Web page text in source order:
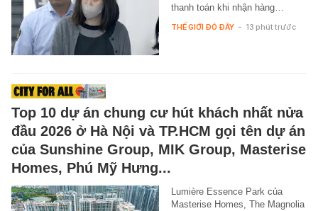
thanh toán khi nhận hàng…
THẾ GIỚI ĐÓ ĐÂY - 13 phút trước
Top 10 dự án chung cư hút khách nhất nửa
đầu 2026 ở Hà Nội và TP.HCM gọi tên dự án
của Sunshine Group, MIK Group, Masterise
Homes, Phú Mỹ Hưng...
Lumière Essence Park của
Masterise Homes, The Magnolia